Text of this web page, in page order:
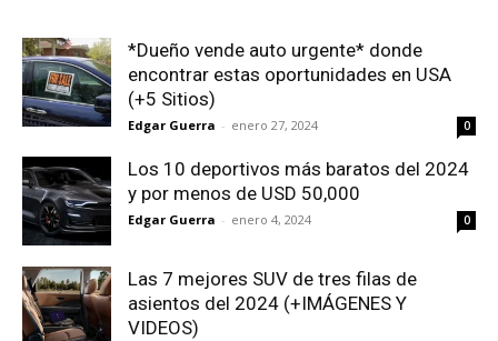
*Dueño vende auto urgente* donde
encontrar estas oportunidades en USA
(+5 Sitios)
Edgar Guerra - enero 27, 2024 0
Los 10 deportivos más baratos del 2024
y por menos de USD 50,000
Edgar Guerra - enero 4, 2024 0
Las 7 mejores SUV de tres filas de
asientos del 2024 (+IMÁGENES Y
VIDEOS)